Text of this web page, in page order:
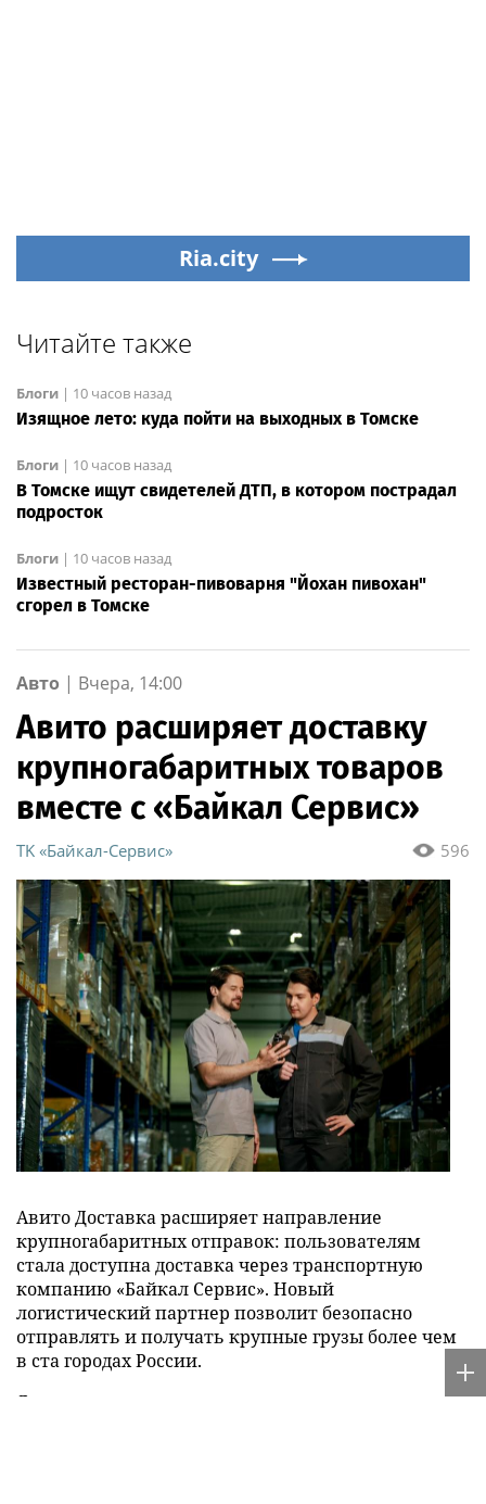
Ria.city
Читайте также
Блоги | 10 часов назад
Изящное лето: куда пойти на выходных в Томске
Блоги | 10 часов назад
В Томске ищут свидетелей ДТП, в котором пострадал
подросток
Блоги | 10 часов назад
Известный ресторан-пивоварня "Йохан пивохан"
сгорел в Томске
Авто | Вчера, 14:00
Авито расширяет доставку
крупногабаритных товаров
вместе с «Байкал Сервис»
596
ТK «Байкал-Сервис»
Авито Доставка расширяет направление
крупногабаритных отправок: пользователям
стала доступна доставка через транспортную
компанию «Байкал Сервис». Новый
логистический партнер позволит безопасно
отправлять и получать крупные грузы более чем
в ста городах России.
Для отправки и получения заказа пользователю